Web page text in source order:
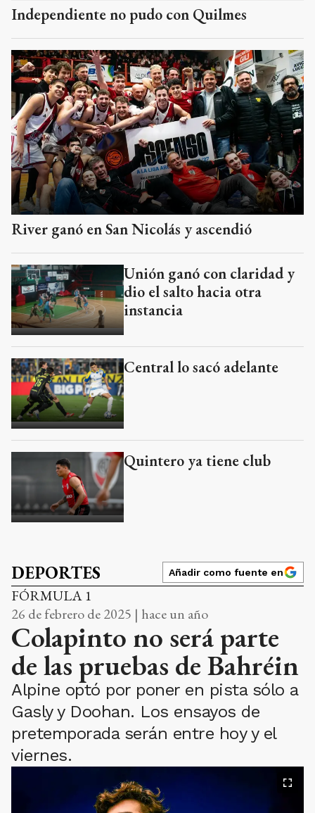
Independiente no pudo con Quilmes
River ganó en San Nicolás y ascendió
Unión ganó con claridad y
dio el salto hacia otra
instancia
Central lo sacó adelante
Quintero ya tiene club
DEPORTES Añadir como fuente en
FÓRMULA 1
26 de febrero de 2025 | hace un año
Colapinto no será parte
de las pruebas de Bahréin
Alpine optó por poner en pista sólo a
Gasly y Doohan. Los ensayos de
pretemporada serán entre hoy y el
viernes.